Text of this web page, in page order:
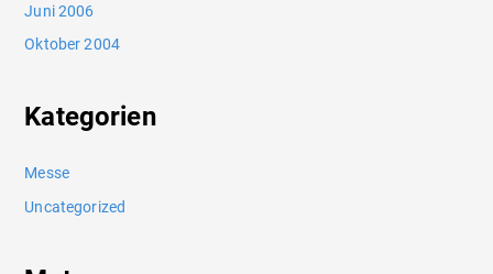
Juni 2006
Oktober 2004
Kategorien
Messe
Uncategorized